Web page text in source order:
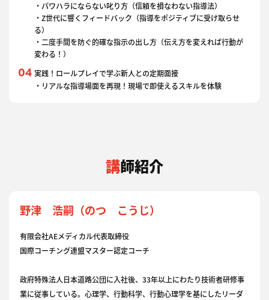
・パワハラにならない叱り方（信頼を損なわない指導法）
・Z世代に響くフィードバック（指導をポジティブに受け取らせ
る）
・二度手間を防ぐ的確な指示の出し方（伝え方を変えれば行動が
変わる！）
実践！ロールプレイで学ぶ新人との定期面接
・リアルな指導場面を再現！現場で即使えるスキルを体験
講師紹介
野津 浩嗣（のつ こうじ）
有限会社AEメディカル代表取締役
国際コーチング連盟マスター認定コーチ
政府特殊法人日本道路公団に入社後、33年以上にわたり技術者研修事
業に従事している。心理学、行動科学、行動心理学を基にしたリーダ